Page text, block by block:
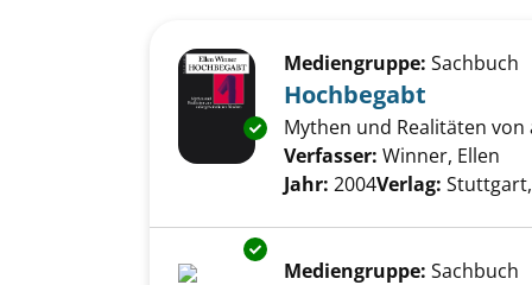
Exemplar-Details von
Mediengruppe: Sachbuch
Hochbegabt
Mythen und Realitäten
Verfasser: Winner, Ellen
Jahr: 2004Verlag:
Exemplar-Details von Hoch
Mediengruppe: Sachbuch